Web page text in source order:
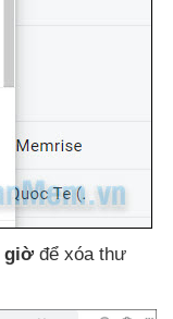
giờ để xóa thư